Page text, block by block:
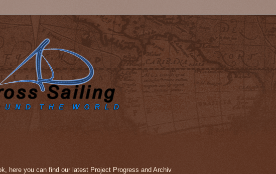
here you can find our latest Project Progress and Archiv